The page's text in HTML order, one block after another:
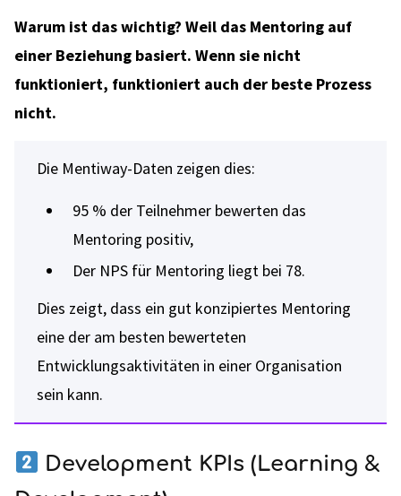
Warum ist das wichtig? Weil das Mentoring auf
einer Beziehung basiert. Wenn sie nicht
funktioniert, funktioniert auch der beste Prozess
nicht.
Die Mentiway-Daten zeigen dies:
95 % der Teilnehmer bewerten das
Mentoring positiv,
Der NPS für Mentoring liegt bei 78.
Dies zeigt, dass ein gut konzipiertes Mentoring
eine der am besten bewerteten
Entwicklungsaktivitäten in einer Organisation
sein kann.
Development KPIs (Learning &